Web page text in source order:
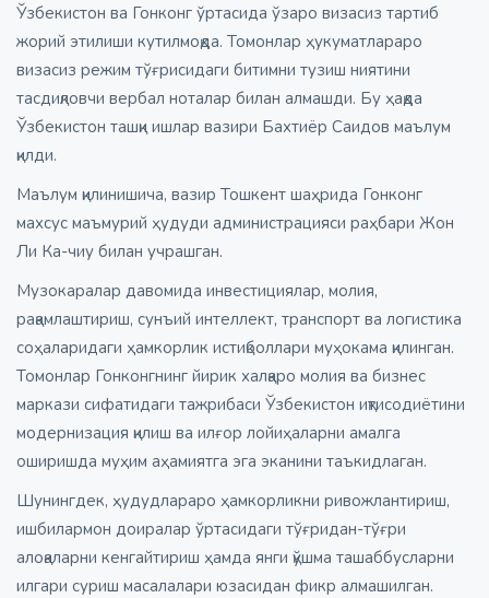
Ўзбекистон ва Гонконг ўртасида ўзаро визасиз тартиб
жорий этилиши кутилмоқда. Томонлар ҳукуматлараро
визасиз режим тўғрисидаги битимни тузиш ниятини
тасдиқловчи вербал ноталар билан алмашди. Бу ҳақда
Ўзбекистон ташқи ишлар вазири Бахтиёр Саидов маълум
қилди.
Маълум қилинишича, вазир Тошкент шаҳрида Гонконг
махсус маъмурий ҳудуди администрацияси раҳбари Жон
Ли Ка-чиу билан учрашган.
Музокаралар давомида инвестициялар, молия,
рақамлаштириш, сунъий интеллект, транспорт ва логистика
соҳаларидаги ҳамкорлик истиқболлари муҳокама қилинган.
Томонлар Гонконгнинг йирик халқаро молия ва бизнес
маркази сифатидаги тажрибаси Ўзбекистон иқтисодиётини
модернизация қилиш ва илғор лойиҳаларни амалга
оширишда муҳим аҳамиятга эга эканини таъкидлаган.
Шунингдек, ҳудудлараро ҳамкорликни ривожлантириш,
ишбилармон доиралар ўртасидаги тўғридан-тўғри
алоқаларни кенгайтириш ҳамда янги қўшма ташаббусларни
илгари суриш масалалари юзасидан фикр алмашилган.